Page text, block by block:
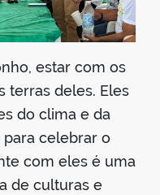
estar com os
terras deles. Eles
do clima e da
para celebrar o
com eles é uma
de culturas e